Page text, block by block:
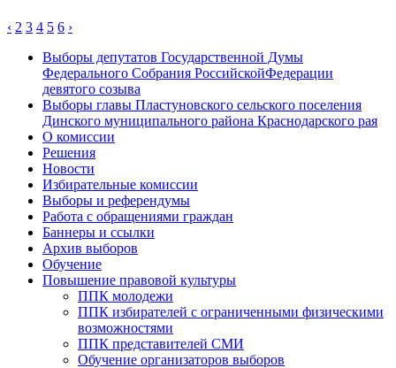
‹ 2 3 4 5 6 ›
Выборы депутатов Государственной Думы
Федерального Собрания РоссийскойФедерации
девятого созыва
Выборы главы Пластуновского сельского поселения
Динского муниципального района Краснодарского рая
О комиссии
Решения
Новости
Избирательные комиссии
Выборы и референдумы
Работа с обращениями граждан
Баннеры и ссылки
Архив выборов
Обучение
Повышение правовой культуры
ППК молодежи
ППК избирателей с ограниченными физическими
возможностями
ППК представителей СМИ
Обучение организаторов выборов